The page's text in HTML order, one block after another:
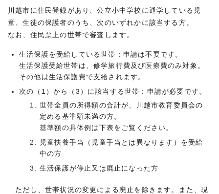
川越市に住民登録があり、公立小中学校に通学している児
童、生徒の保護者のうち、次のいずれかに該当する方。
なお、住民票上の世帯で審査します。
生活保護を受給している世帯：申請は不要です。
生活保護受給世帯は、修学旅行費及び医療費のみ対象。
その他は生活保護費で支給されます。
次の（1）から（3）に該当する世帯：申請が必要です。
世帯全員の所得額の合計が、川越市教育委員会の
定める基準額未満の方。
基準額の具体例は下表をご覧ください。
児童扶養手当（児童手当とは異なります）を受給
中の方
生活保護が停止又は廃止になった方
ただし、世帯状況の変更による廃止を除きます。また、現